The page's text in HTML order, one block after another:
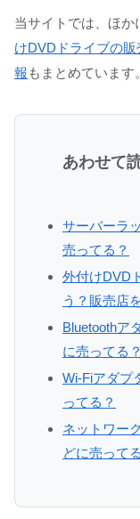
当サイトでは、ほか
けDVDドライブの販
報 もまとめています
あわせて
サーバーラ
売ってる？
外付けDVD
う？販売店
Bluetoothア
に売ってる？
Wi-Fiアダプ
ってる？
ネットワー
どに売って